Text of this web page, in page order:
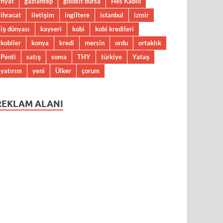
ihracat
iletişim ingiltere istanbul
izmir
iş dünyası
kayseri kobi
kobi kredileri
kobiler
konya kredi mersin ordu
ortaklık
Penti
satış soma THY türkiye
Yataş
yatırım
yeni Ülker çorum
ALANI